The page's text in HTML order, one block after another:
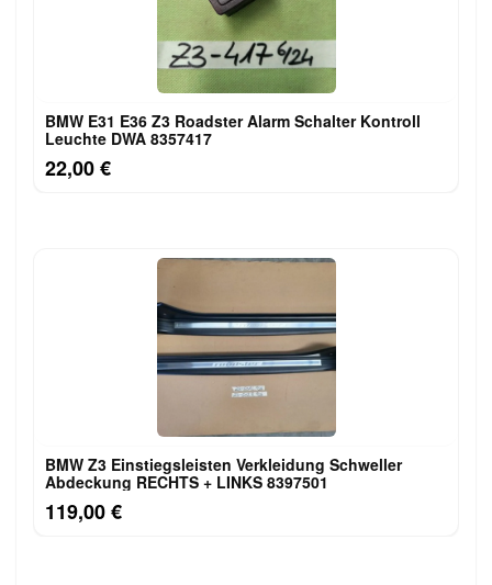
BMW E31 E36 Z3 Roadster Alarm Schalter Kontroll
Leuchte DWA 8357417
22,00 €
BMW Z3 Einstiegsleisten Verkleidung Schweller
Abdeckung RECHTS + LINKS 8397501
119,00 €